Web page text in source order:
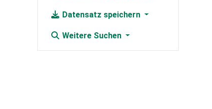
Datensatz speichern
Weitere Suchen